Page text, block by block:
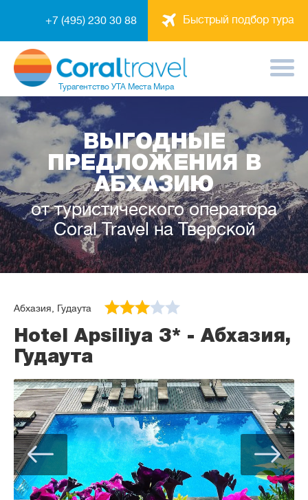
Быстрый подбор тура
+7 (495) 230 30 88
Турагентство УТА Места Мира
ВЫГОДНЫЕ
ПРЕДЛОЖЕНИЯ В
АБХАЗИЮ
от туристического оператора
Coral Travel на Тверской
Абхазия, Гудаута
Hotel Apsiliya 3* - Абхазия,
Гудаута